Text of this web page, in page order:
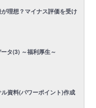
理想？マイナス評価を受け
タ(3) ～福利厚生～
ル資料(パワーポイント)作成